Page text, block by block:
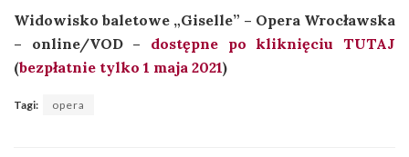
Widowisko baletowe „Giselle” – Opera Wrocławska
– online/VOD – dostępne po kliknięciu TUTAJ
(bezpłatnie tylko 1 maja 2021)
Tagi: opera